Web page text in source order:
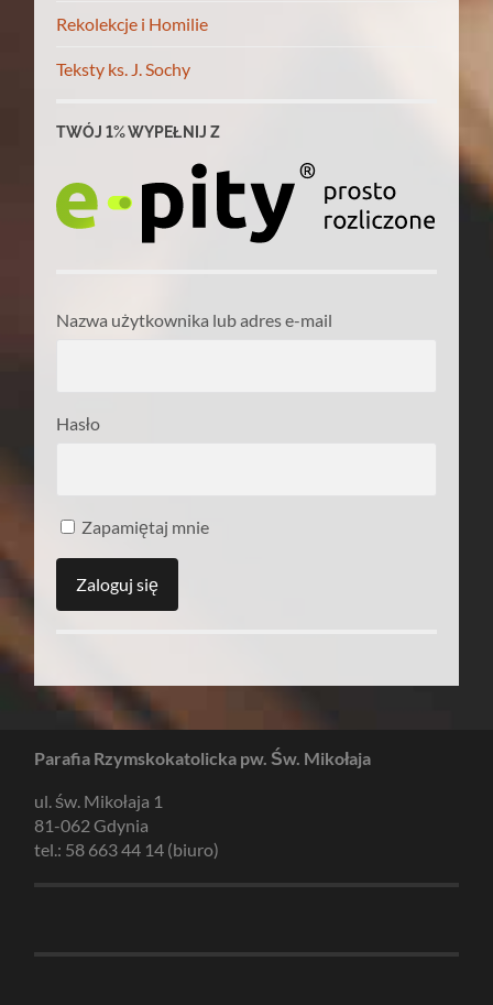
Rekolekcje i Homilie
Teksty ks. J. Sochy
TWÓJ 1% WYPEŁNIJ Z
Nazwa użytkownika lub adres e-mail
Hasło
Zapamiętaj mnie
Parafia Rzymskokatolicka pw. Św. Mikołaja
ul. św. Mikołaja 1
81-062 Gdynia
tel.: 58 663 44 14 (biuro)